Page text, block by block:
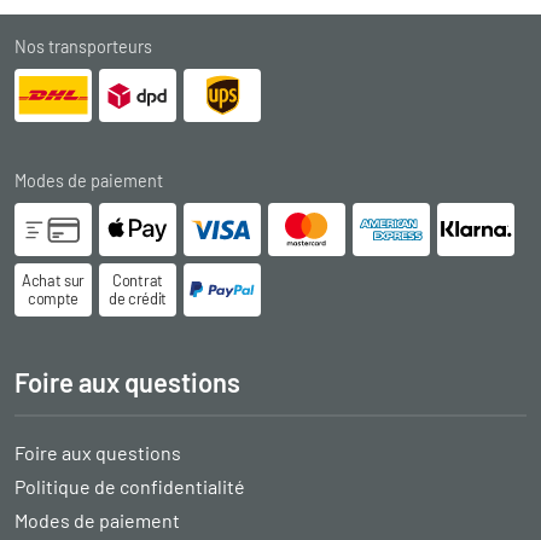
Nos transporteurs
Modes de paiement
Achat sur
compte
Contrat
de crédit
Foire aux questions
Foire aux questions
Politique de confidentialité
Modes de paiement